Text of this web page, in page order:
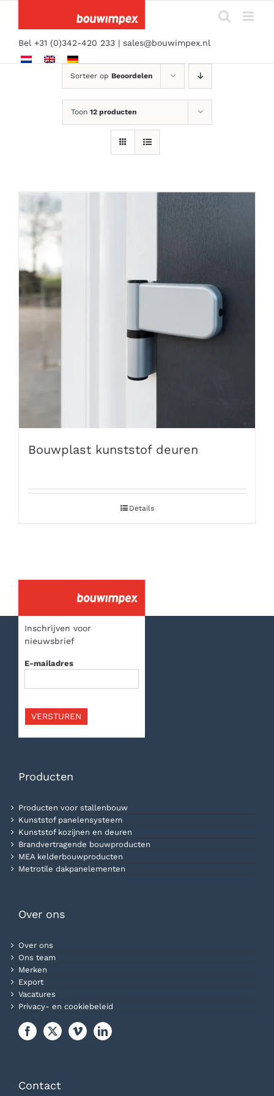
inhoud
Bel +31 (0)342-420 233 | sales@bouwimpex.nl
Sorteer op Beoordelen
Toon 12 producten
Bouwplast kunststof deuren
Details
Inschrijven voor
nieuwsbrief
E-mailadres
VERSTUREN
Producten
Producten voor stallenbouw
Kunststof panelensysteem
Kunststof kozijnen en deuren
Brandvertragende bouwproducten
MEA kelderbouwproducten
Metrotile dakpanelementen
Over ons
Over ons
Ons team
Merken
Export
Vacatures
Privacy- en cookiebeleid
Contact